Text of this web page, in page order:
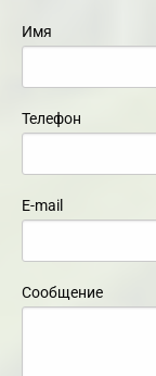
Имя
Телефон
E-mail
Сообщение